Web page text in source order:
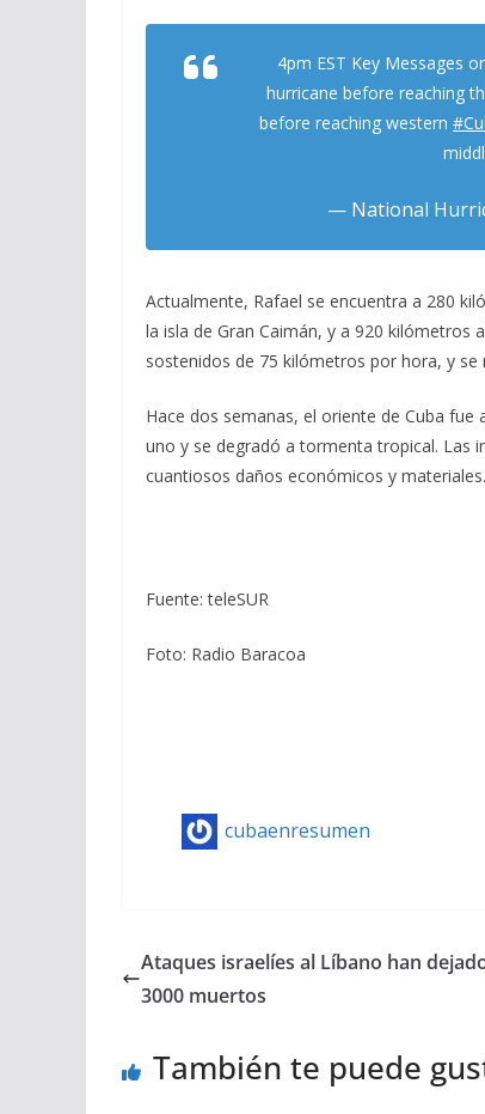
4pm EST Key Messages
hurricane before reaching
before reaching western
— National
Actualmente, Rafael se encuentra a 280
la isla de Gran Caimán, y a 920 kilómetros
sostenidos de 75 kilómetros por hora, y
Hace dos semanas, el oriente de Cuba
uno y se degradó a tormenta tropical. Las
cuantiosos daños económicos y materiales.
Fuente: teleSUR
Foto: Radio Baracoa
cubaenresumen
Ataques israelíes al Líbano han
3000 muertos
También te puede